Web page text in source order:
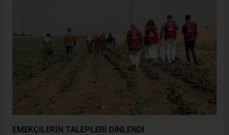
EMEKÇİLERİN TALEPLERİ DİNLENDİ